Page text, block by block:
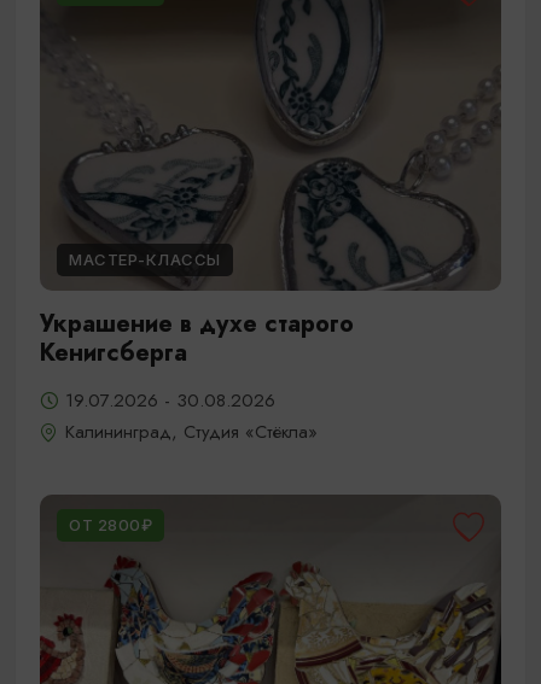
МАСТЕР-КЛАССЫ
Украшение в духе старого
Кенигсберга
19.07.2026 - 30.08.2026
Калининград, Студия «Стёкла»
ОТ 2800₽